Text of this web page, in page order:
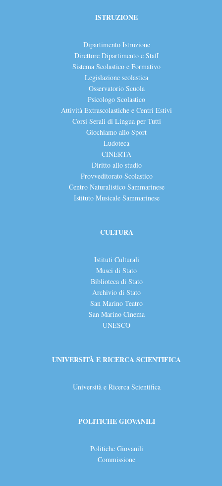
ISTRUZIONE
Dipartimento Istruzione
Direttore Dipartimento e Staff
Sistema Scolastico e Formativo
Legislazione scolastica
Osservatorio Scuola
Psicologo Scolastico
Attività Extrascolastiche e Centri Estivi
Corsi Serali di Lingua per Tutti
Giochiamo allo Sport
Ludoteca
CINERTA
Diritto allo studio
Provveditorato Scolastico
Centro Naturalistico Sammarinese
Istituto Musicale Sammarinese
CULTURA
Istituti Culturali
Musei di Stato
Biblioteca di Stato
Archivio di Stato
San Marino Teatro
San Marino Cinema
UNESCO
UNIVERSITÀ E RICERCA SCIENTIFICA
Università e Ricerca Scientifica
POLITICHE GIOVANILI
Politiche Giovanili
Commissione